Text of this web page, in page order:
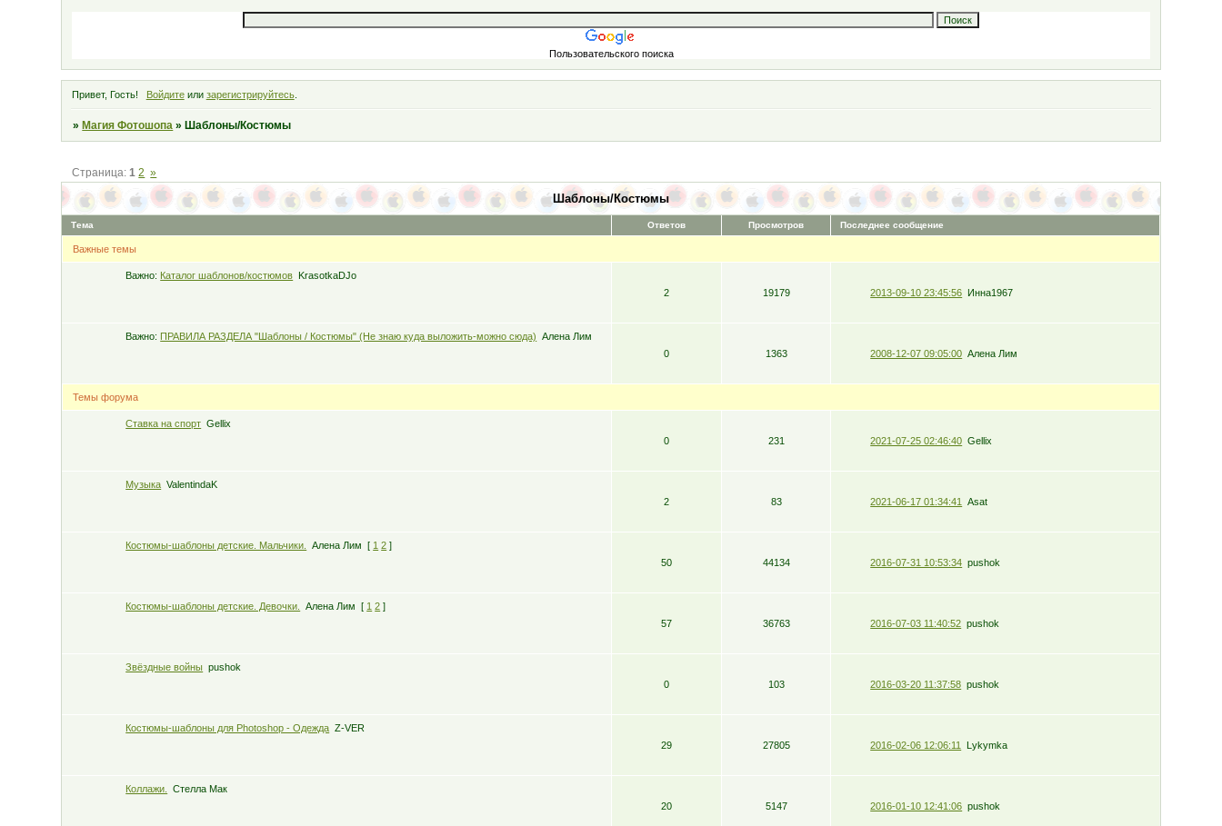
Пользовательского поиска
Привет, Гость! Войдитеили зарегистрируйтесь.
» Магия Фотошопа » Шаблоны/Костюмы
Шаблоны/Костюмы
Страница: 1 2 »
Тема Ответов Просмотров Последнее сообщение
Важные темы
Важно: Каталог шаблонов/костюмов KrasotkaDJo
2
19179 2013-09-10 23:45:56 Инна1967
Важно: ПРАВИЛА РАЗДЕЛА "Шаблоны / Костюмы" (Не знаю куда выложить-можно сюда)
Алена Лим
0
1363 2008-12-07 09:05:00 Алена Лим
Темы форума
Ставка на спорт Gellix
0
231 2021-07-25 02:46:40 Gellix
Музыка ValentindaK
2
83 2021-06-17 01:34:41 Asat
Костюмы-шаблоны детские. Мальчики. Алена Лим [ 1 2 ]
50
44134 2016-07-31 10:53:34 pushok
Костюмы-шаблоны детские. Девочки. Алена Лим [ 1 2 ]
57
36763 2016-07-03 11:40:52 pushok
Звёздные войны pushok
0
103 2016-03-20 11:37:58 pushok
Костюмы-шаблоны для Photoshop - Одежда Z-VER
29
27805 2016-02-06 12:06:11 Lykymka
Коллажи.
Стелла Мак
20
5147 2016-01-10 12:41:06 pushok